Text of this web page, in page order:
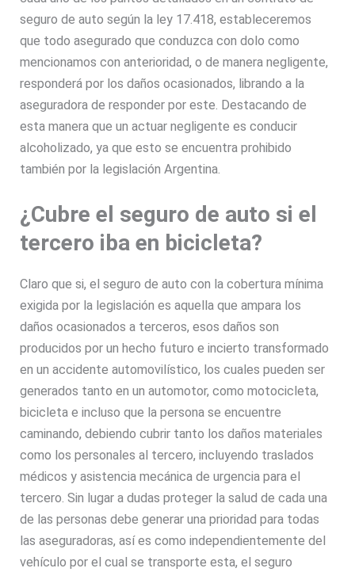
seguro de auto según la ley 17.418, estableceremos
que todo asegurado que conduzca con dolo como
mencionamos con anterioridad, o de manera negligente,
responderá por los daños ocasionados, librando a la
aseguradora de responder por este. Destacando de
esta manera que un actuar negligente es conducir
alcoholizado, ya que esto se encuentra prohibido
también por la legislación Argentina.
¿Cubre el seguro de auto si el
tercero iba en bicicleta?
Claro que si, el seguro de auto con la cobertura mínima
exigida por la legislación es aquella que ampara los
daños ocasionados a terceros, esos daños son
producidos por un hecho futuro e incierto transformado
en un accidente automovilístico, los cuales pueden ser
generados tanto en un automotor, como motocicleta,
bicicleta e incluso que la persona se encuentre
caminando, debiendo cubrir tanto los daños materiales
como los personales al tercero, incluyendo traslados
médicos y asistencia mecánica de urgencia para el
tercero. Sin lugar a dudas proteger la salud de cada una
de las personas debe generar una prioridad para todas
las aseguradoras, así es como independientemente del
vehículo por el cual se transporte esta, el seguro